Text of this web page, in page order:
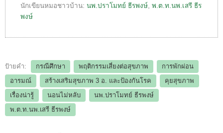
นักเขียนหมอชาวบ้าน: นพ.ปราโมทย์ ธีรพงษ์ พ.ต.ท.นพ.เสรี ธีร
พงษ์
ป้ายคำ: กรณีศึกษา พฤติกรรมเสี่ยงต่อสุขภาพ
การพักผ่อน
อารมณ์
สร้างเสริมสุขภาพ 3 อ.​ และป้องกันโรค
คุยสุขภาพ
เรื่องน่ารู้
นอนไม่หลับ
นพ.ปราโมทย์ ธีรพงษ์
พ.ต.ท.นพ.เสรี ธีรพงษ์